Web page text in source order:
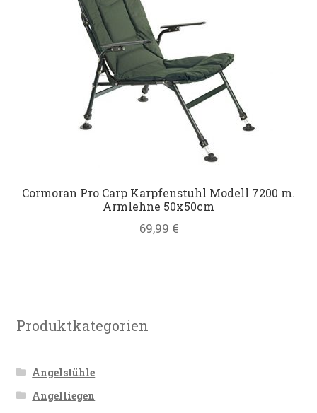
Cormoran Pro Carp Karpfenstuhl Modell 7200 m.
Armlehne 50x50cm
69,99 €
Produktkategorien
Angelstühle
Angelliegen